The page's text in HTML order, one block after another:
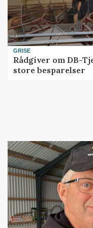
GRISE
Rådgiver om DB-
store besparelser